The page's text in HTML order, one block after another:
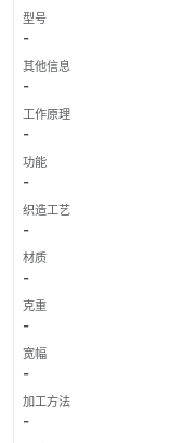
型号
-
其他信息
-
工作原理
-
功能
-
织造工艺
-
材质
-
克重
-
宽幅
-
加工方法
-